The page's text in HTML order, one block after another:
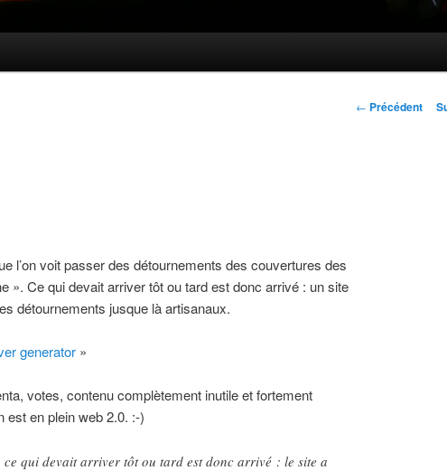
Navigation
← Précédent
l’on voit passer des détournements des couvertures des
». Ce qui devait arriver tôt ou tard est donc arrivé : un site
détournements jusque là artisanaux.
generator»
votes, contenu complètement inutile et fortement
est en plein web 2.0. :-)
ce qui devait arriver tôt ou tard est donc arrivé : le site a